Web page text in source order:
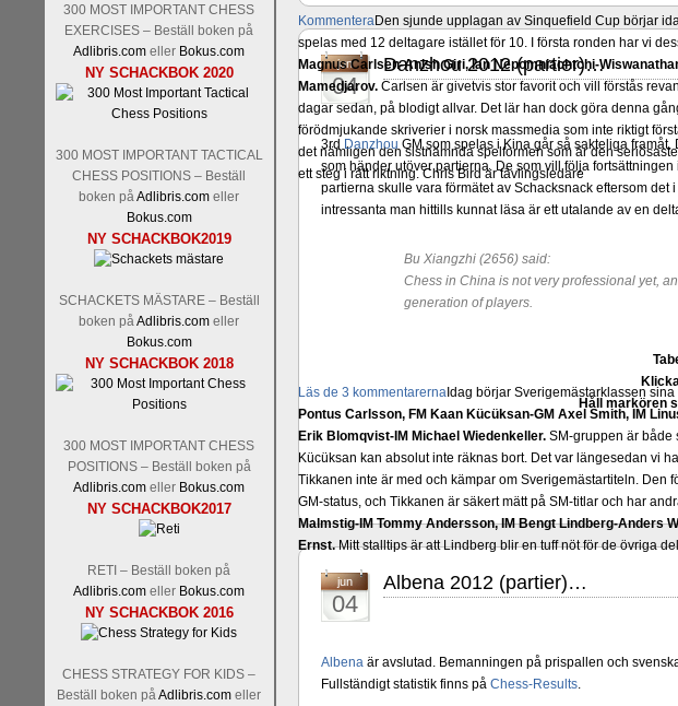
300 MOST IMPORTANT CHESS
EXERCISES – Beställ boken på
Adlibris.com eller Bokus.com
NY SCHACKBOK 2020
300 MOST IMPORTANT TACTICAL
CHESS POSITIONS – Beställ
boken påAdlibris.com eller
Bokus.com
NY SCHACKBOK2019
SCHACKETS MÄSTARE – Beställ
boken påAdlibris.com eller
Bokus.com
NY SCHACKBOK 2018
300 MOST IMPORTANT CHESS
POSITIONS – Beställ boken på
Adlibris.com eller Bokus.com
NY SCHACKBOK2017
RETI – Beställ boken på
Adlibris.com eller Bokus.com
NY SCHACKBOK 2016
CHESS STRATEGY FOR KIDS –
Beställ boken påAdlibris.com eller
KommenteraDen sjunde upplagan av Sinquefield Cup börjar
spelas med 12 deltagare istället för 10. I första ronden har vi
Magnus Carlsen-Anish Giri, Ian Nepomniachtchi-
Mamedjarov. Carlsen är givetvis stor favorit och vill förstås
dagar sedan, på blodigt allvar. Det lär han dock göra denna
förödmjukande skriverier i norsk massmedia som inte riktigt
det nämligen den sistnämnda spelformen som är den
ett steg i rätt riktning. Chris Bird är tävlingsledare
Läs de 3 kommentarernaIdag börjar Sverigemästarklassen
Pontus Carlsson, FM Kaan Kücüksan-GM Axel Smith, IM
Erik Blomqvist-IM Michael Wiedenkeller.SM-gruppen är både
Kücüksan kan absolut inte räknas bort. Det var längesedan vi
Tikkanen inte är med och kämpar om Sverigemästartiteln. Den
GM-status, och Tikkanen är säkert mätt på SM-titlar och har
Malmstig-IM Tommy Andersson, IM Bengt Lindberg-Anders
Ernst.Mitt stalltips är att Lindberg blir en tuff nöt för de övriga
jun
04
Danzhou 2012 (partier)…
3rd Danzhou GM som spelas i Kina går så sakteliga
som händer utöver partierna. De som vill följa fortsättningen i
partierna skulle vara förmätet av Schacksnack eftersom
intressanta man hittills kunnat läsa är ett utalande av en
Bu Xiangzhi (2656) said:
Chess in China is not very professional yet,
generation of players.
Håll markören
jun
04
Albena 2012 (partier)…
Albenaär avslutad. Bemanningen på prispallen och
Fullständigt statistik finns på Chess-Results.